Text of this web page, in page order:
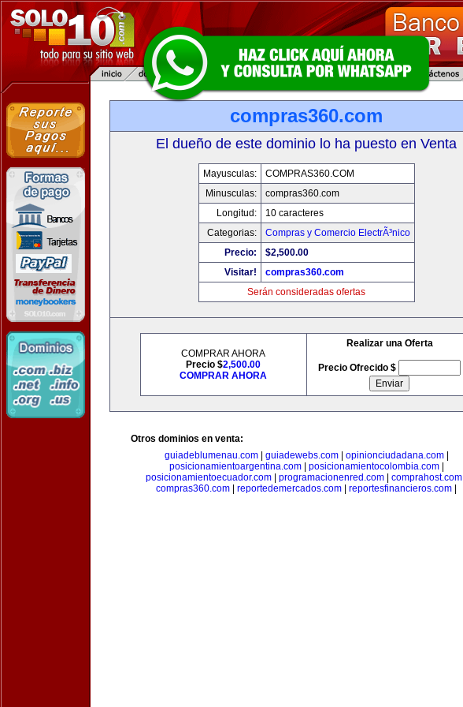
compras360.com
El dueño de este dominio lo ha puesto en Venta
Mayusculas:
COMPRAS360.COM
Minusculas:
compras360.com
Longitud:
10 caracteres
Categorias:
Compras y Comercio ElectrÃ³nico
Precio:
$2,500.00
Visitar!
compras360.com
Serán consideradas ofertas
COMPRAR AHORA
Precio $2,500.00
COMPRAR AHORA
Realizar una Oferta
Precio Ofrecido $
Otros dominios en venta:
guiadeblumenau.com| guiadewebs.com| opinionciudadana.com|
posicionamientoargentina.com| posicionamientocolombia.com|
posicionamientoecuador.com
programacionenred.com comprahost.com
compras360.com
reportedemercados.com reportesfinancieros.com